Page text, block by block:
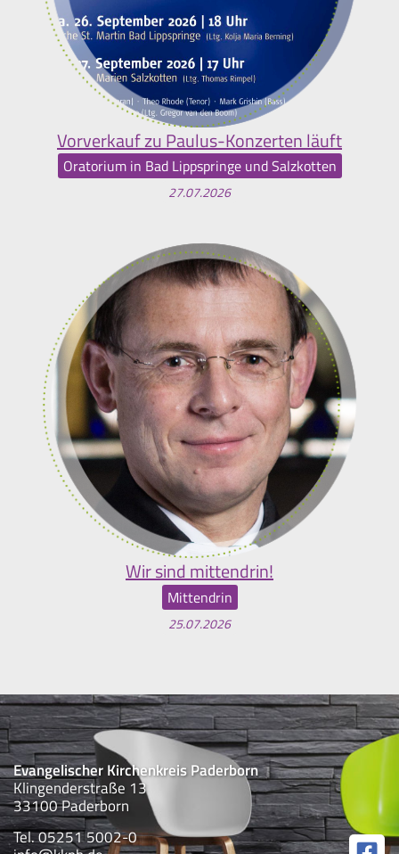
Vorverkauf zu Paulus-Konzerten läuft
Oratorium in Bad Lippspringe und Salzkotten
27.07.2026
Wir sind mittendrin!
Mittendrin
25.07.2026
Evangelischer Kirchenkreis Paderborn
Klingenderstraße 13
33100 Paderborn
Tel. 05251 5002-0